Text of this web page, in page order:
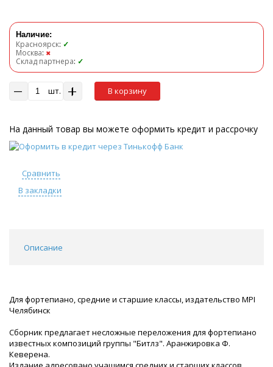
Наличие:
Красноярск: ✓
Москва: ✖
Склад партнера: ✓
шт. В корзину
На данный товар вы можете оформить кредит и рассрочку
Сравнить
В закладки
Описание
Для фортепиано, средние и старшие классы, издательство MPI
Челябинск
Сборник предлагает несложные переложения для фортепиано
известных композиций группы "Битлз". Аранжировка Ф.
Кеверена.